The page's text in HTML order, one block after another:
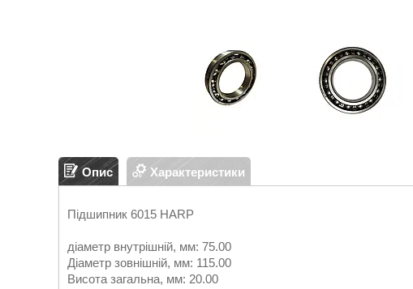
Опис Характеристики
Підшипник 6015 HARP
діаметр внутрішній, мм: 75.00
Діаметр зовнішній, мм: 115.00
Висота загальна, мм: 20.00